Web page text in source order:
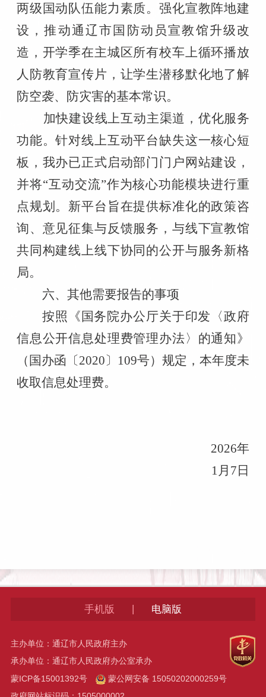
两级国动队伍能力素质。强化宣教阵地建
设，推动通辽市 国防动员宣教馆升级改
造，开学季在主城区所有校车上循环播放
人防教育宣传片，让学生潜移默化地了解
防空袭、防灾害的基本常识。
加快建设线上互动主渠道，优化服务
功能。针对线上互动平台缺失这一核心短
板，我办已正式启动部门门户网站建设，
并将“互动交流”作为核心功能模块进行重
点规划。 新平台旨在提供标准化的政策咨
询、意见征集与反馈服务，与线下宣教馆
共同构建线上线下协同的公开与服务新格
局。
六、其他需要报告的事项
按照《国务院办公厅关于印发〈政府
信息公开信息处理费管理办法〉的通知》
（国办函〔2020〕 109号）规定，本年度未
收取信息处理费。
2026年
1 月 7 日
手机版 电脑版
主办单位：通辽市人民政府主办
承办单位：通辽市人民政府办公室承办
蒙ICP备15001392号
蒙公网安备 15050202000259号